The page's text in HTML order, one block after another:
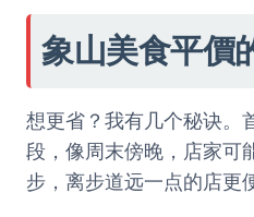
象山美食平價
想更省？我有几个秘诀。
段，像周末傍晚，店家可
步，离步道远一点的店更